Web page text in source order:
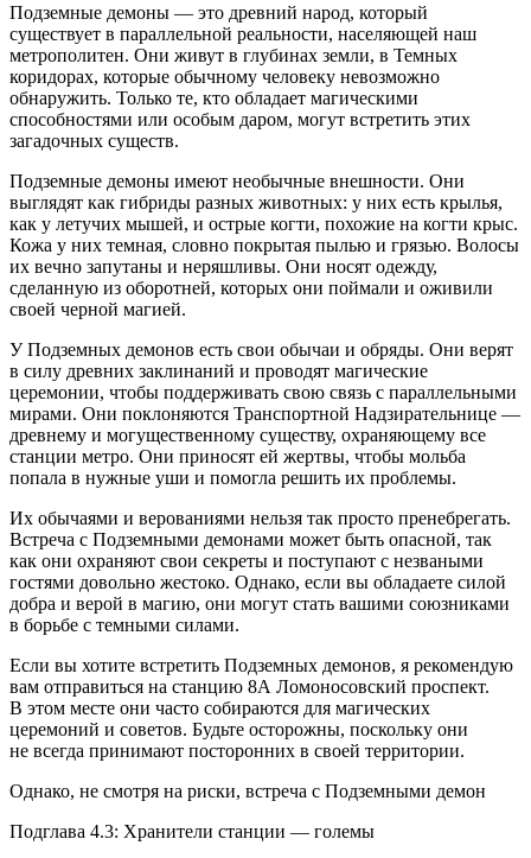
Подземные демоны — это древний народ, который
существует в параллельной реальности, населяющей наш
метрополитен. Они живут в глубинах земли, в Темных
коридорах, которые обычному человеку невозможно
обнаружить. Только те, кто обладает магическими
способностями или особым даром, могут встретить этих
загадочных существ.
Подземные демоны имеют необычные внешности. Они
выглядят как гибриды разных животных: у них есть крылья,
как у летучих мышей, и острые когти, похожие на когти крыс.
Кожа у них темная, словно покрытая пылью и грязью. Волосы
их вечно запутаны и неряшливы. Они носят одежду,
сделанную из оборотней, которых они поймали и оживили
своей черной магией.
У Подземных демонов есть свои обычаи и обряды. Они верят
в силу древних заклинаний и проводят магические
церемонии, чтобы поддерживать свою связь с параллельными
мирами. Они поклоняются Транспортной Надзирательнице —
древнему и могущественному существу, охраняющему все
станции метро. Они приносят ей жертвы, чтобы мольба
попала в нужные уши и помогла решить их проблемы.
Их обычаями и верованиями нельзя так просто пренебрегать.
Встреча с Подземными демонами может быть опасной, так
как они охраняют свои секреты и поступают с незваными
гостями довольно жестоко. Однако, если вы обладаете силой
добра и верой в магию, они могут стать вашими союзниками
в борьбе с темными силами.
Если вы хотите встретить Подземных демонов, я рекомендую
вам отправиться на станцию 8А Ломоносовский проспект.
В этом месте они часто собираются для магических
церемоний и советов. Будьте осторожны, поскольку они
не всегда принимают посторонних в своей территории.
Однако, не смотря на риски, встреча с Подземными демон
Подглава 4.3: Хранители станции — големы